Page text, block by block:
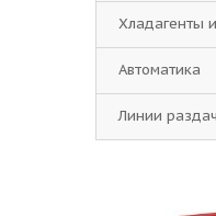
Хладагенты
Автоматика
Линии